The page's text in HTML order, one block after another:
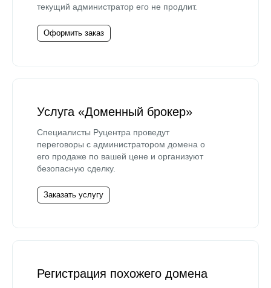
текущий администратор его не продлит.
Оформить заказ
Услуга «Доменный брокер»
Специалисты Руцентра проведут
переговоры с администратором домена о
его продаже по вашей цене и организуют
безопасную сделку.
Заказать услугу
Регистрация похожего домена